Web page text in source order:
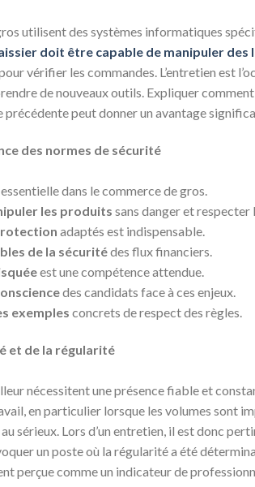
utilisent des systèmes informatiques
doit être capable de manipuler des
vérifier les commandes. L’entretien est
de nouveaux outils. Expliquer comment
précédente peut donner un avantage
des normes de sécurité
dans le commerce de gros.
les produits sans danger et respecter
adaptés est indispensable.
de la sécuritédes flux financiers.
est une compétence attendue.
des candidats face à ces enjeux.
exemples concrets de respect des règles.
et de la régularité
nécessitent une présence fiable et
en particulier lorsque les volumes sont
sérieux. Lors d’un entretien, il est donc
un poste où la régularité a été
perçue comme un indicateur de